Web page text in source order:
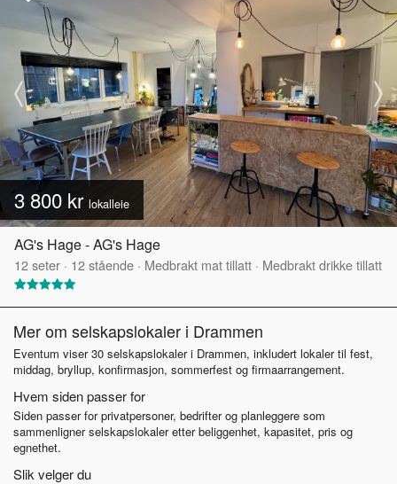
3 800 kr lokalleie
AG's Hage - AG's Hage
12seter · 12stående · Medbrakt mat tillatt · Medbrakt drikke tillatt
Mer om selskapslokaler i Drammen
Eventum viser 30 selskapslokaler i Drammen, inkludert lokaler til fest,
middag, bryllup, konfirmasjon, sommerfest og firmaarrangement.
Hvem siden passer for
Siden passer for privatpersoner, bedrifter og planleggere som
sammenligner selskapslokaler etter beliggenhet, kapasitet, pris og
egnethet.
Slik velger du